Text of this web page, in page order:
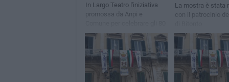
In Largo Teatro l'iniziativa
promossa da Anpi e
anni della Costituente e il
primo voto femminile
La mostra è stata
con il patrocinio